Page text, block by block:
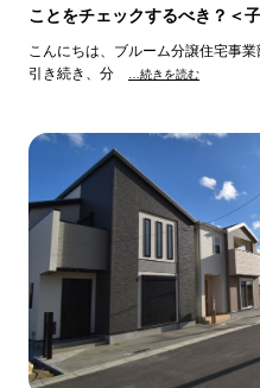
ことをチェックするべき？＜
こんにちは、ブルーム分譲住宅
引き続き、分
…続きを読む